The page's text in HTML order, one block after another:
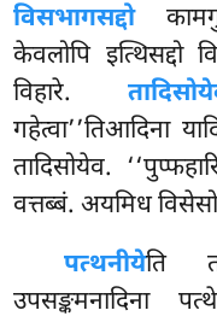
विसभागसद्दो
केवलोपि इत्थिसद्दो
विहारे.
गहेत्वा’’तिआदिना
तादिसोयेव.
वत्तब्बं. अयमिध
पत्थनीयेति
उपसङ्कमनादिना